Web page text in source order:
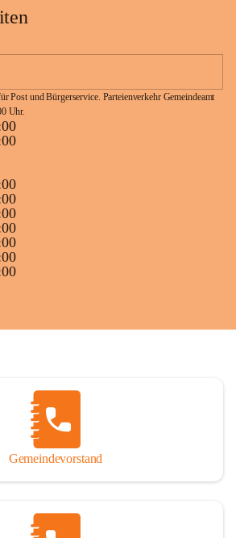
Post und Bürgerservice. Parteienverkehr Gemeindeamt
Uhr.
Gemeindevorstand